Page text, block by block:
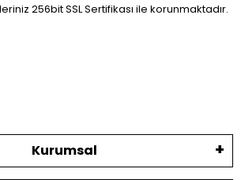
256bit SSL Sertifikası ile korunmaktadır.
Kurumsal